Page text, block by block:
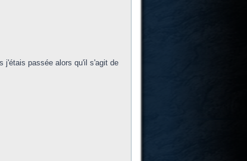
j'étais passée alors qu'il s'agit de